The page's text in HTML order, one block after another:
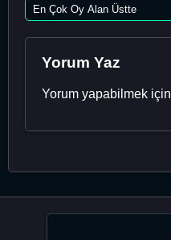
Yorum Yaz
Yorum yapabilmek için